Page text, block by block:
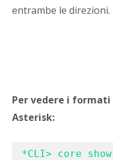
entrambe le direzioni.
Per vedere i
Asterisk:
*CLI> core